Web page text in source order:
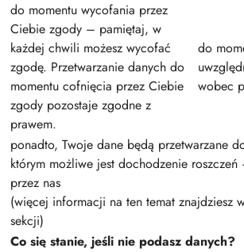
do momentu wycofania przez
Ciebie zgody – pamiętaj, w
każdej chwili możesz wycofać
zgodę. Przetwarzanie danych do
momentu cofnięcia przez Ciebie
zgody pozostaje zgodne z
prawem.
do
wobec
ponadto, Twoje dane będą przetwarzane
którym możliwe jest dochodzenie
przez nas
(więcej informacji na ten temat znajdziesz
sekcji)
Co się stanie, jeśli nie podasz danych?